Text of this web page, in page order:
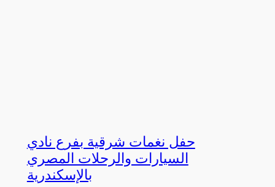
حفل نغمات شرقية بفرع نادي
السيارات والرحلات المصري
بالإسكندرية